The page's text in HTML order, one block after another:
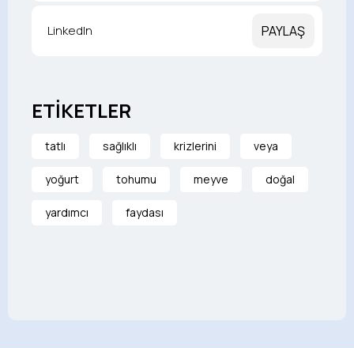
LinkedIn PAYLAŞ
ETİKETLER
tatlı sağlıklı krizlerini veya
yoğurt tohumu meyve doğal
yardımcı faydası